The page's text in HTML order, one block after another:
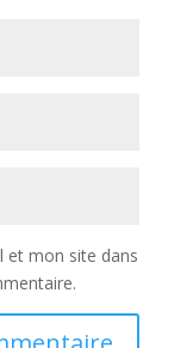
et mon site dans